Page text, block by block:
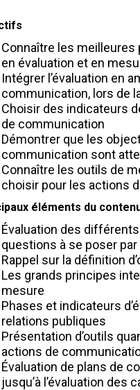
Connaître les
en évaluation et en
Intégrer l’évaluation en
communication, lors de
Choisir des indicateurs
de communication
Démontrer que les
communication sont
Connaître les outils de
choisir pour les actions
éléments du
Évaluation des
questions à se poser
Rappel sur la définition
Les grands principes
mesure
Phases et indicateurs
relations publiques
Présentation d’outils
actions de
Évaluation de plans de
jusqu’à l’évaluation des